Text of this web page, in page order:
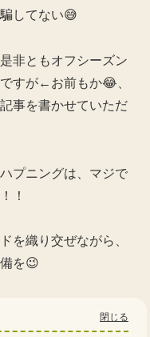
してない😅
非ともオフシーズン
すが←お前もか😂、
事を書かせていただ
プニングは、マジで
！
を織り交ぜながら、
を😉